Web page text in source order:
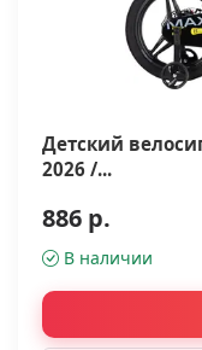
Детский
2026 /...
886 р.
В наличии